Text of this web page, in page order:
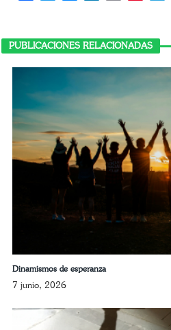
PUBLICACIONES RELACIONADAS
Dinamismos de esperanza
7 junio, 2026